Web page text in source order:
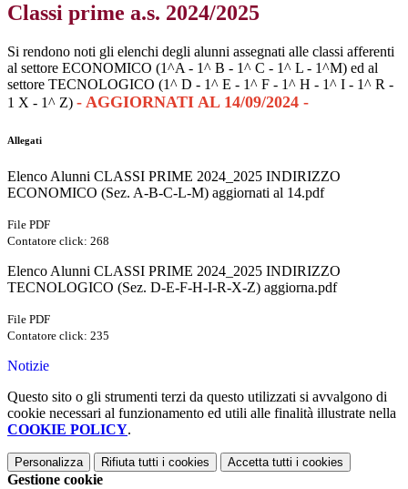
Classi prime a.s. 2024/2025
Si rendono noti gli elenchi degli alunni assegnati alle classi afferenti
al settore ECONOMICO (1^A - 1^ B - 1^ C - 1^ L - 1^M) ed al
settore TECNOLOGICO (1^ D - 1^ E - 1^ F - 1^ H - 1^ I - 1^ R -
1 X - 1^ Z) - AGGIORNATI AL 14/09/2024 -
Allegati
Elenco Alunni CLASSI PRIME 2024_2025 INDIRIZZO
ECONOMICO (Sez. A-B-C-L-M) aggiornati al 14.pdf
File PDF
Contatore click: 268
Elenco Alunni CLASSI PRIME 2024_2025 INDIRIZZO
TECNOLOGICO (Sez. D-E-F-H-I-R-X-Z) aggiorna.pdf
File PDF
Contatore click: 235
Notizie
Questo sito o gli strumenti terzi da questo utilizzati si avvalgono di
cookie necessari al funzionamento ed utili alle finalità illustrate nella
COOKIE POLICY.
Personalizza Rifiuta tutti i cookies Accetta tutti i cookies
Gestione cookie